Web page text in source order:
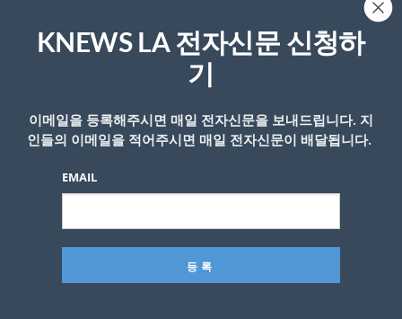
이메일 주소는 공개되지 않습니다. 필수 필드는*로 표시됩니
KNEWS LA 전자신문 신청하
기
이메일을 등록해주시면 매일 전자신문을 보내드립니다. 지
인들의 이메일을 적어주시면 매일 전자신문이 배달됩니다.
EMAIL